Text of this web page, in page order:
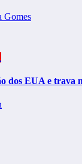
Gomes
dos EUA e trava